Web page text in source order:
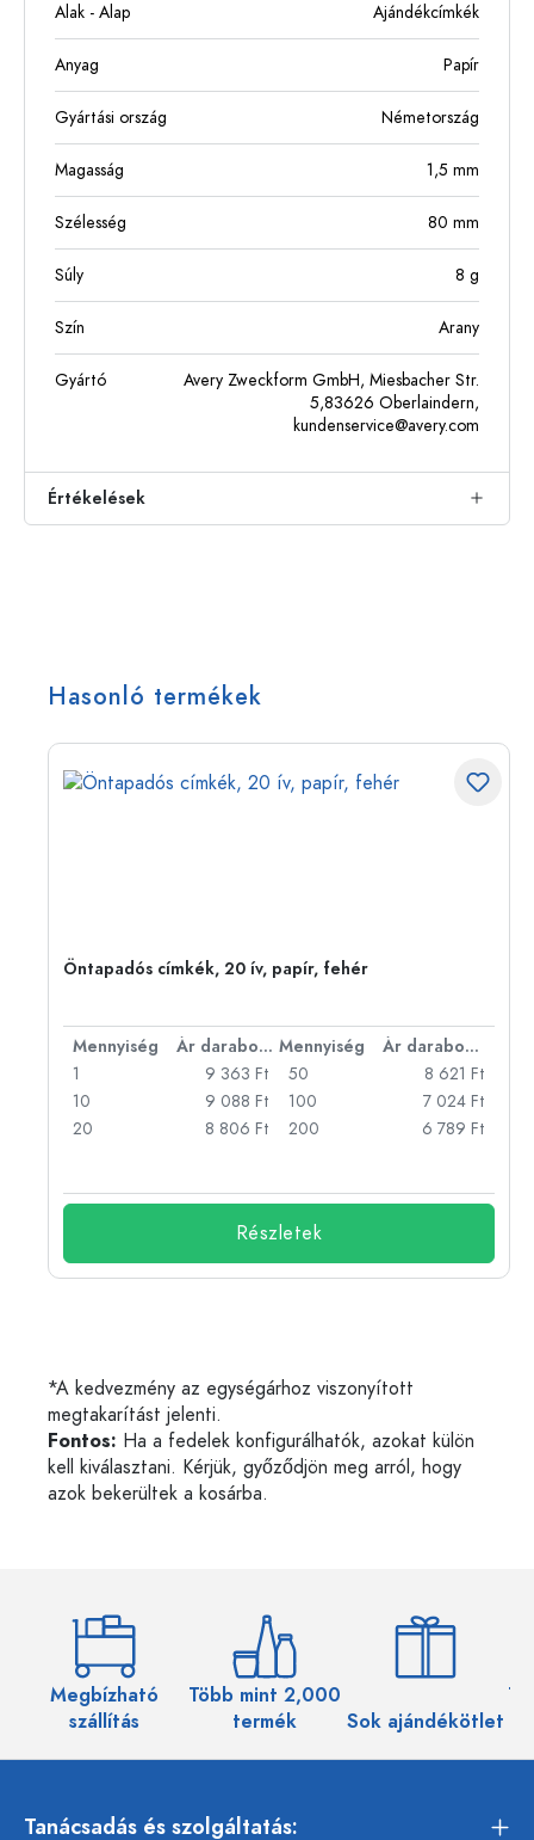
Alak - Alap Ajándékcímkék
Anyag Papír
Gyártási ország Németország
Magasság 1,5 mm
Szélesség 80 mm
Súly 8 g
Szín Arany
Gyártó
Avery Zweckform GmbH, Miesbacher Str.
5,83626 Oberlaindern,
kundenservice@avery.com
Értékelések
Hasonló termékek
Öntapadós címkék, 20 ív, papír, fehér
Mennyiség Ár darabonként Mennyiség
Ár darabonként
1
9 363 Ft
10
9 088 Ft
20
8 806 Ft
50
8 621 Ft
100
7 024 Ft
200
6 789 Ft
Részletek
*A kedvezmény az egységárhoz viszonyított
megtakarítást jelenti.
Fontos: Ha a fedelek konfigurálhatók, azokat külön
kell kiválasztani. Kérjük, győződjön meg arról, hogy
azok bekerültek a kosárba.
Megbízható
szállítás
Több mint 2,000
termék
Sok ajándékötlet
Tanácsadás és szolgáltatás: